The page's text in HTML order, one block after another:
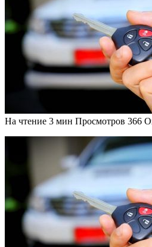
На чтение 3 мин Просмотров 366